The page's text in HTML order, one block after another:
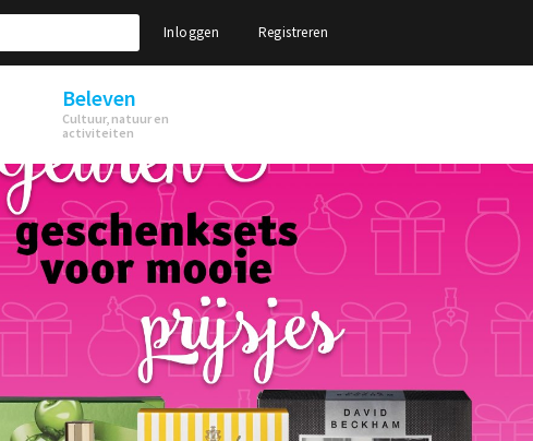
Inloggen Registreren
Beleven
Cultuur, natuur en
activiteiten